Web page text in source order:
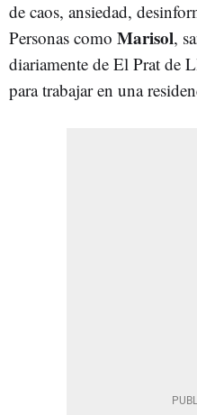
de caos, ansiedad,
Personas como Marisol,
diariamente de El Prat de
para trabajar en una